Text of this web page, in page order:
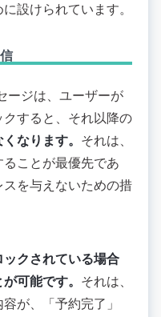
設けられています。
ージは、ユーザーが
すると、それ以降の
なります。 それは、
ことが最優先であ
を与えないための措
ックされている場合
可能です。 それは、
が、「予約完了」